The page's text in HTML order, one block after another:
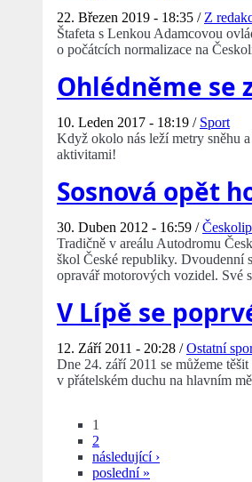
22. Březen 2019 - 18:35 /Z
Štafeta s Lenkou Adamcovou
o počátcích normalizace na
Ohlédněme se
10. Leden 2017 - 18:19 / Sport
Když okolo nás leží metry sněhu
aktivitami!
Sosnová opět
30. Duben 2012 - 16:59 /
Tradičně v areálu Autodromu
škol České republiky. Dvoudenní
opravář motorových vozidel. Své
V Lípě se
12. Září 2011 - 20:28 /Ostatní
Dne 24. září 2011 se můžeme
v přátelském duchu na hlavním
1
2
následující ›
poslední »